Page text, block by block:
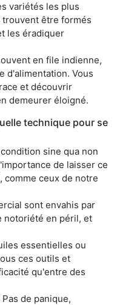
variétés les plus
être formés
les éradiquer
en file indienne,
d'alimentation. Vous
et découvrir
demeurer éloigné.
technique pour se
sine qua non
de laisser ce
comme ceux de notre
sont envahis par
notoriété en péril, et
essentielles ou
ces outils et
qu'entre des
de panique,